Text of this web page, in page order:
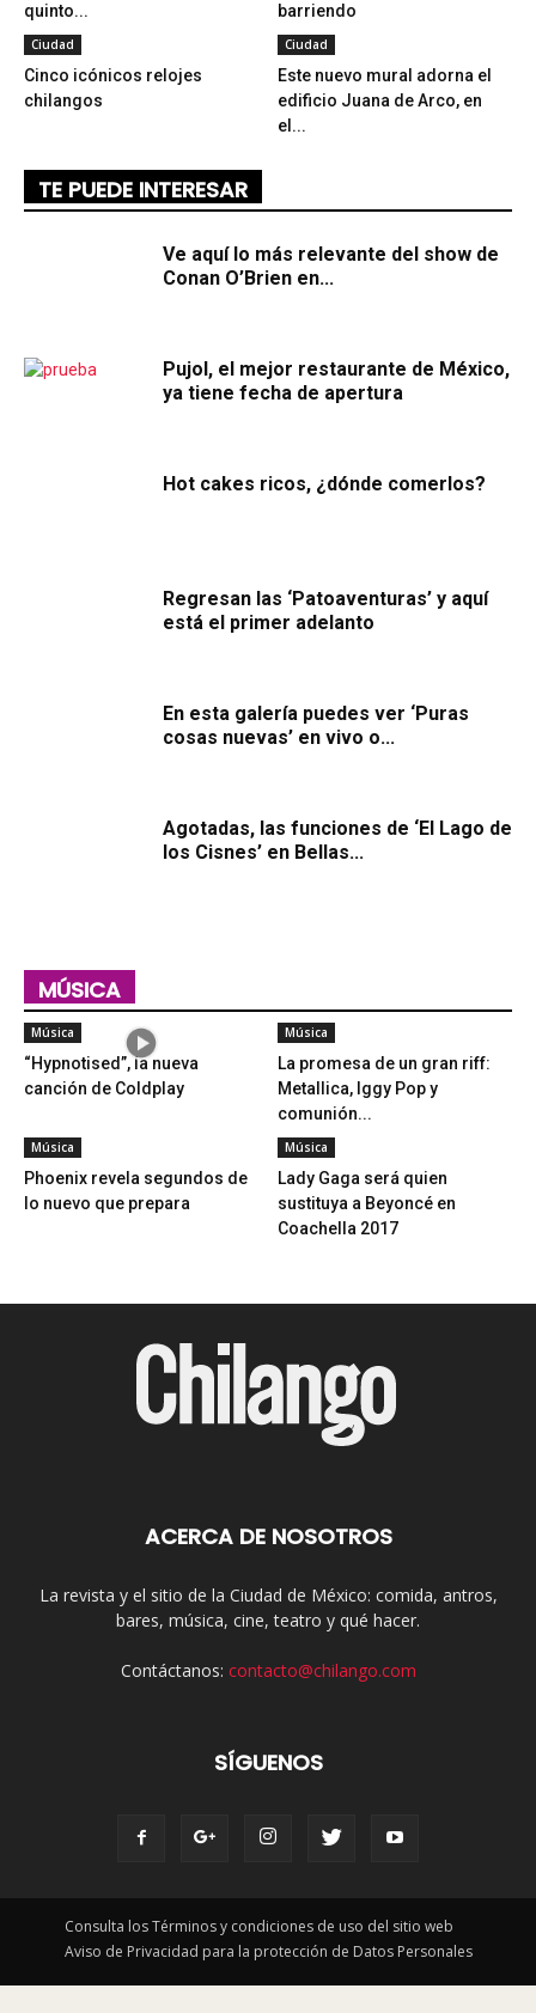
quinto...
barriendo
Ciudad
Cinco icónicos relojes
chilangos
Ciudad
Este nuevo mural adorna el
edificio Juana de Arco, en
el...
TE PUEDE INTERESAR
Ve aquí lo más relevante del show de
Conan O’Brien en...
Pujol, el mejor restaurante de México,
ya tiene fecha de apertura
Hot cakes ricos, ¿dónde comerlos?
Regresan las ‘Patoaventuras’ y aquí
está el primer adelanto
En esta galería puedes ver ‘Puras
cosas nuevas’ en vivo o...
Agotadas, las funciones de ‘El Lago de
los Cisnes’ en Bellas...
MÚSICA
Música
“Hypnotised”, la nueva
canción de Coldplay
Música
La promesa de un gran riff:
Metallica, Iggy Pop y
comunión...
Música
Phoenix revela segundos de
lo nuevo que prepara
Música
Lady Gaga será quien
sustituya a Beyoncé en
Coachella 2017
ACERCA DE NOSOTROS
La revista y el sitio de la Ciudad de México: comida, antros,
bares, música, cine, teatro y qué hacer.
Contáctanos: contacto@chilango.com
SÍGUENOS
Consulta los Términos y condiciones de uso del sitio web
Aviso de Privacidad para la protección de Datos Personales